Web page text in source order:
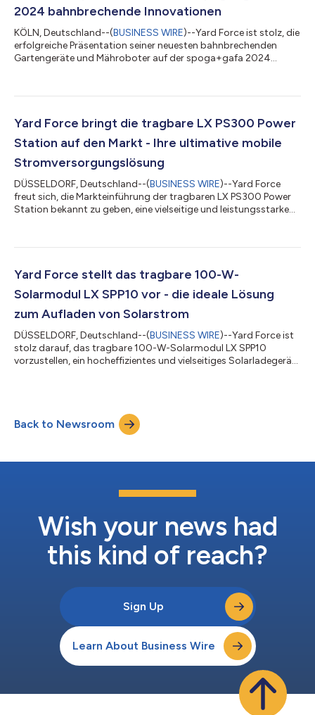
2024 bahnbrechende Innovationen
KÖLN, Deutschland--(BUSINESS WIRE)--Yard Force ist stolz, die
erfolgreiche Präsentation seiner neuesten bahnbrechenden
Gartengeräte und Mähroboter auf der spoga+gafa 2024
Plattform für Yard Force, um sein Engagement für Innovation
Revolutionierung der Rasenpflege mit Mährobotern von Yard
Force mit virtueller Begrenzung: i...
Yard Force bringt die tragbare LX PS300 Power
Station auf den Markt - Ihre ultimative mobile
Stromversorgungslösung
DÜSSELDORF, Deutschland--(BUSINESS WIRE)--Yard Force
freut sich, die Markteinführung der tragbaren LX PS300 Power
Station bekannt zu geben, eine vielseitige und leistungsstarke
hin zur Notstromversorgung. Mit einer Batteriekapazität von
zuverlässige und effiziente Energie für all Ihre elektronischen
Yard Force stellt das tragbare 100-W-
Solarmodul LX SPP10 vor - die ideale Lösung
zum Aufladen von Solarstrom
DÜSSELDORF, Deutschland--(BUSINESS WIRE)--Yard Force ist
stolz darauf, das tragbare 100-W-Solarmodul LX SPP10
vorzustellen, ein hocheffizientes und vielseitiges Solarladegerät,
sorgt für zuverlässige und umweltfreundliche Energie, wo immer
Sie auch sind. Das Yard Force tragbare 100-W-Solarmodul ist
ab sofort auf Amazon.de h...
Back to Newsroom
Wish your news had
this kind of reach?
Sign Up
Learn About Business Wire